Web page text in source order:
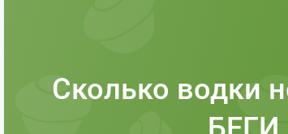
Сколько водки